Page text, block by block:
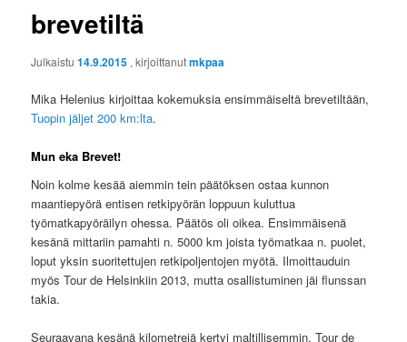
brevetiltä
Julkaistu14.9.2015 , kirjoittanutmkpaa
Mika Helenius kirjoittaa kokemuksia ensimmäiseltä brevetiltään,
Tuopin jäljet 200 km:lta.
Mun eka Brevet!
Noin kolme kesää aiemmin tein päätöksen ostaa kunnon
maantiepyörä entisen retkipyörän loppuun kuluttua
työmatkapyöräilyn ohessa. Päätös oli oikea. Ensimmäisenä
kesänä mittariin pamahti n. 5000 km joista työmatkaa n. puolet,
loput yksin suoritettujen retkipoljentojen myötä. Ilmoittauduin
myös Tour de Helsinkiin 2013, mutta osallistuminen jäi flunssan
takia.
Seuraavana kesänä kilometrejä kertyi maltillisemmin. Tour de